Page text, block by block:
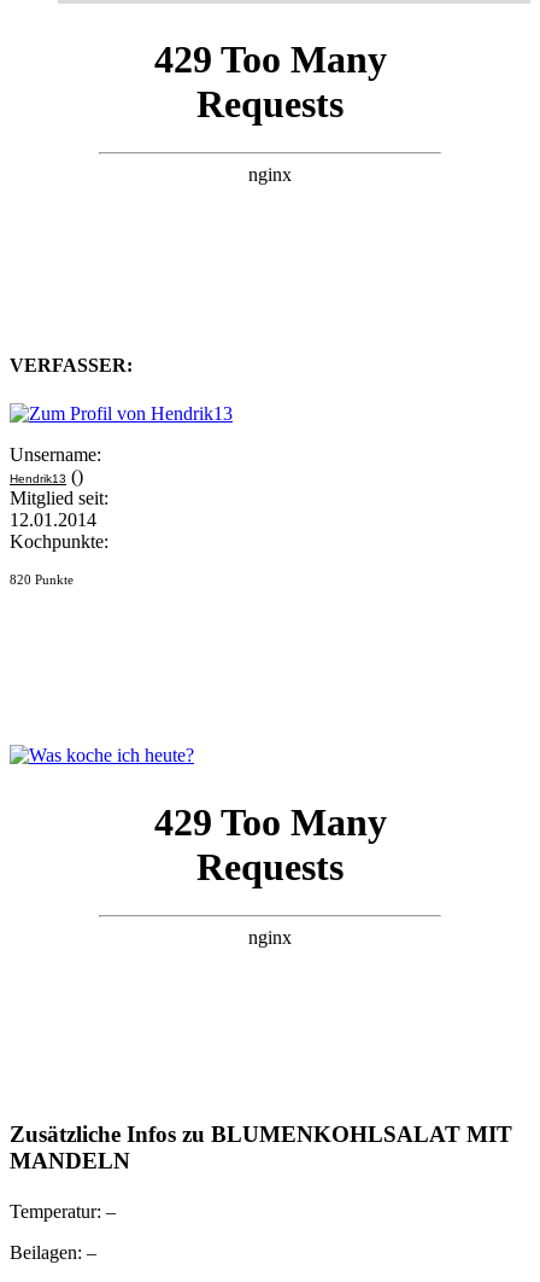
VERFASSER:
Unsername:
Hendrik13 ()
Mitglied seit:
12.01.2014
Kochpunkte:
820 Punkte
Zusätzliche Infos zu BLUMENKOHLSALAT MIT
MANDELN
Temperatur: –
Beilagen: –